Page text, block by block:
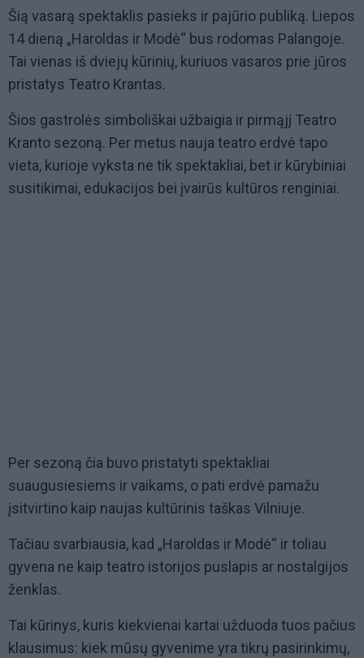
Šią vasarą spektaklis pasieks ir pajūrio publiką. Liepos
14 dieną „Haroldas ir Modė“ bus rodomas Palangoje.
Tai vienas iš dviejų kūrinių, kuriuos vasaros prie jūros
pristatys Teatro Krantas.
Šios gastrolės simboliškai užbaigia ir pirmąjį Teatro
Kranto sezoną. Per metus nauja teatro erdvė tapo
vieta, kurioje vyksta ne tik spektakliai, bet ir kūrybiniai
susitikimai, edukacijos bei įvairūs kultūros renginiai.
Per sezoną čia buvo pristatyti spektakliai
suaugusiesiems ir vaikams, o pati erdvė pamažu
įsitvirtino kaip naujas kultūrinis taškas Vilniuje.
Tačiau svarbiausia, kad „Haroldas ir Modė“ ir toliau
gyvena ne kaip teatro istorijos puslapis ar nostalgijos
ženklas.
Tai kūrinys, kuris kiekvienai kartai užduoda tuos pačius
klausimus: kiek mūsų gyvenime yra tikrų pasirinkimų,